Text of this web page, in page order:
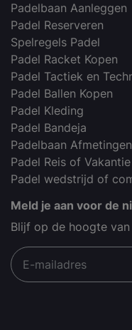
Padelbaan Aanleggen
Padel Reserveren
Spelregels Padel
Padel Racket Kopen
Padel Tactiek en
Padel Ballen Kopen
Padel Kleding
Padel Bandeja
Padelbaan Afmetingen
Padel Reis of Vakantie
Padel wedstrijd of
Meld je aan voor de
Blijf op de hoogte